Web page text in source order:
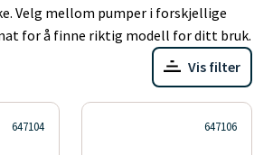
Velg mellom pumper i forskjellige
for å finne riktig modell for ditt bruk.
Vis filter
647104 647106